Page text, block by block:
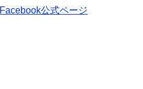
Facebook公式ページ